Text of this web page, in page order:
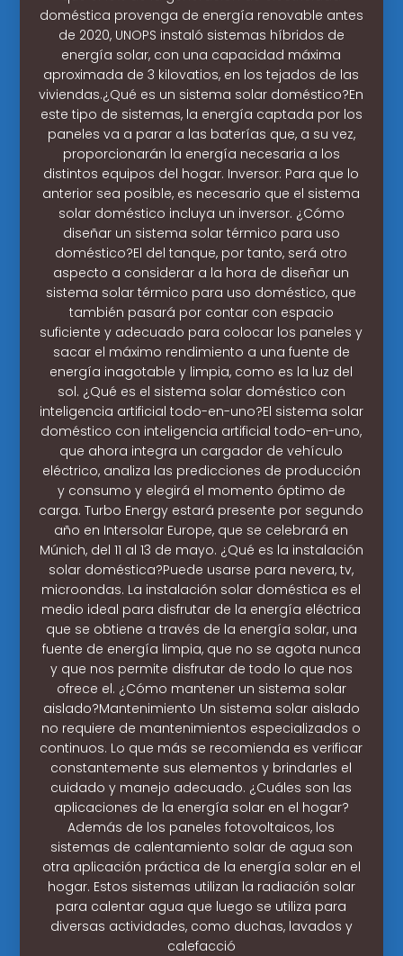
doméstica provenga de energía renovable antes
de 2020, UNOPS instaló sistemas híbridos de
energía solar, con una capacidad máxima
aproximada de 3 kilovatios, en los tejados de las
viviendas.¿Qué es un sistema solar doméstico?En
este tipo de sistemas, la energía captada por los
paneles va a parar a las baterías que, a su vez,
proporcionarán la energía necesaria a los
distintos equipos del hogar. Inversor: Para que lo
anterior sea posible, es necesario que el sistema
solar doméstico incluya un inversor. ¿Cómo
diseñar un sistema solar térmico para uso
doméstico?El del tanque, por tanto, será otro
aspecto a considerar a la hora de diseñar un
sistema solar térmico para uso doméstico, que
también pasará por contar con espacio
suficiente y adecuado para colocar los paneles y
sacar el máximo rendimiento a una fuente de
energía inagotable y limpia, como es la luz del
sol. ¿Qué es el sistema solar doméstico con
inteligencia artificial todo-en-uno?El sistema solar
doméstico con inteligencia artificial todo-en-uno,
que ahora integra un cargador de vehículo
eléctrico, analiza las predicciones de producción
y consumo y elegirá el momento óptimo de
carga. Turbo Energy estará presente por segundo
año en Intersolar Europe, que se celebrará en
Múnich, del 11 al 13 de mayo. ¿Qué es la instalación
solar doméstica?Puede usarse para nevera, tv,
microondas. La instalación solar doméstica es el
medio ideal para disfrutar de la energía eléctrica
que se obtiene a través de la energía solar, una
fuente de energía limpia, que no se agota nunca
y que nos permite disfrutar de todo lo que nos
ofrece el. ¿Cómo mantener un sistema solar
aislado?Mantenimiento Un sistema solar aislado
no requiere de mantenimientos especializados o
continuos. Lo que más se recomienda es verificar
constantemente sus elementos y brindarles el
cuidado y manejo adecuado. ¿Cuáles son las
aplicaciones de la energía solar en el hogar?
Además de los paneles fotovoltaicos, los
sistemas de calentamiento solar de agua son
otra aplicación práctica de la energía solar en el
hogar. Estos sistemas utilizan la radiación solar
para calentar agua que luego se utiliza para
diversas actividades, como duchas, lavados y
calefacció